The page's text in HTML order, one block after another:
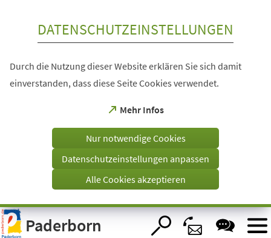
Visuelle
Assistenzsoftware
öffnen.
DATENSCHUTZEINSTELLUNGEN
Durch die Nutzung dieser Website erklären Sie sich damit
einverstanden, dass diese Seite Cookies verwendet.
Mehr Infos
(Öffnet
einem
Tab)
Nur notwendige Cookies
Datenschutzeinstellungen anpassen
Alle Cookies akzeptieren
Paderborn